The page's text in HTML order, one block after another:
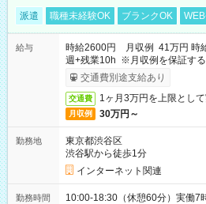
派遣 職種未経験OK ブランクOK
給与
時給2600円 月収例 41万円 時
週+残業10h ※月収例を保証す
受取りサービス利用可（利用条件
交通費別途支給あり
交通費 1ヶ月3万円を上限とし
月収例 30万円～
勤務地
東京都渋谷区
渋谷駅から徒歩1分
インターネット関連
勤務時間 10:00-18:30（休憩60分）実働7